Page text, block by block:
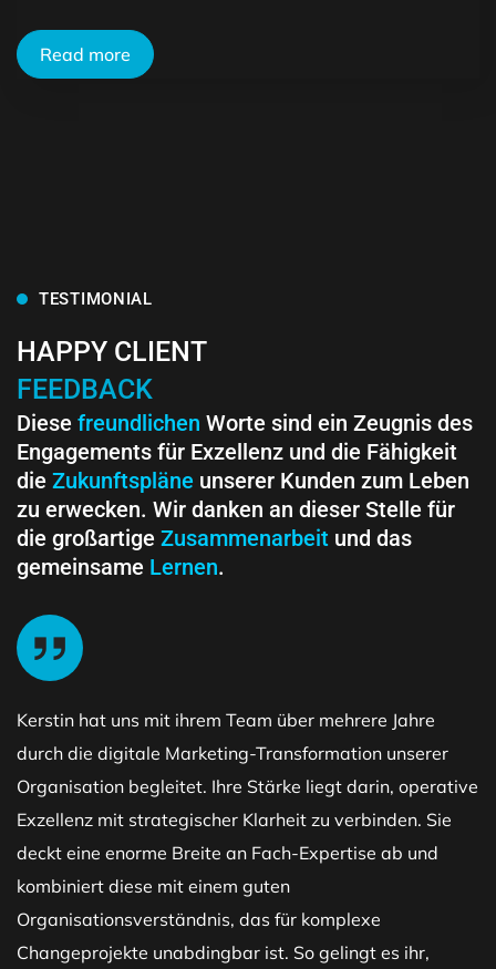
Read more
TESTIMONIAL
HAPPY CLIENT
FEEDBACK
Diese freundlichen Worte sind ein Zeugnis des
Engagements für Exzellenz und die Fähigkeit
die Zukunftspläne unserer Kunden zum Leben
zu erwecken. Wir danken an dieser Stelle für
die großartige Zusammenarbeit und das
gemeinsame Lernen.
Kerstin hat uns mit ihrem Team über mehrere Jahre
durch die digitale Marketing-Transformation unserer
Organisation begleitet. Ihre Stärke liegt darin, operative
Exzellenz mit strategischer Klarheit zu verbinden. Sie
deckt eine enorme Breite an Fach-Expertise ab und
kombiniert diese mit einem guten
Organisationsverständnis, das für komplexe
Changeprojekte unabdingbar ist. So gelingt es ihr,